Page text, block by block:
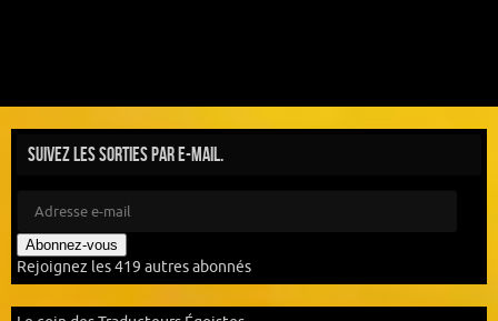
Suivez les sorties par e-mail.
Abonnez-vous
Rejoignez les 419 autres abonnés